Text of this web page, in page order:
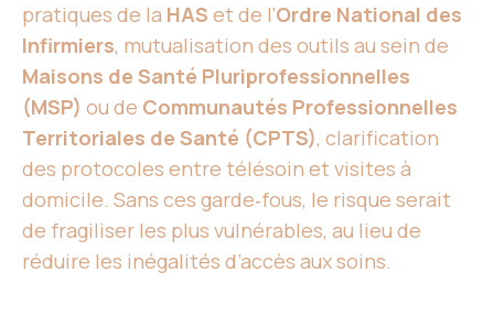
pratiques de la HAS et de l’Ordre National des
Infirmiers, mutualisation des outils au sein de
Maisons de Santé Pluriprofessionnelles
(MSP) ou de Communautés Professionnelles
Territoriales de Santé (CPTS), clarification
des protocoles entre télésoin et visites à
domicile. Sans ces garde‑fous, le risque serait
de fragiliser les plus vulnérables, au lieu de
réduire les inégalités d’accès aux soins.